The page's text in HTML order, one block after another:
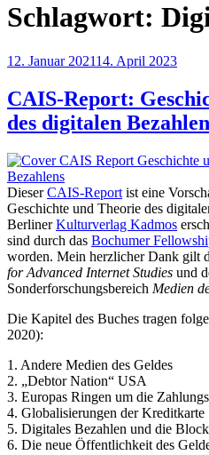
Schlagwort:
Veröffentlicht
12. Januar 202114. April 2023
CAIS-Report:
des digitalen
DieserCAIS-Report ist eine
Geschichte und Theorie des
BerlinerKulturverlag Kadmos
sind durch das Bochumer
worden. Mein herzlicher Dank gilt
for Advanced Internet Studies und
Sonderforschungsbereich Medien
Die Kapitel des Buches tragen
2020):
1. Andere Medien des Geldes
2. „Debtor Nation“ USA
3. Europas Ringen um die
4. Globalisierungen der Kreditkarte
5. Digitales Bezahlen und die
6. Die neue Öffentlichkeit des